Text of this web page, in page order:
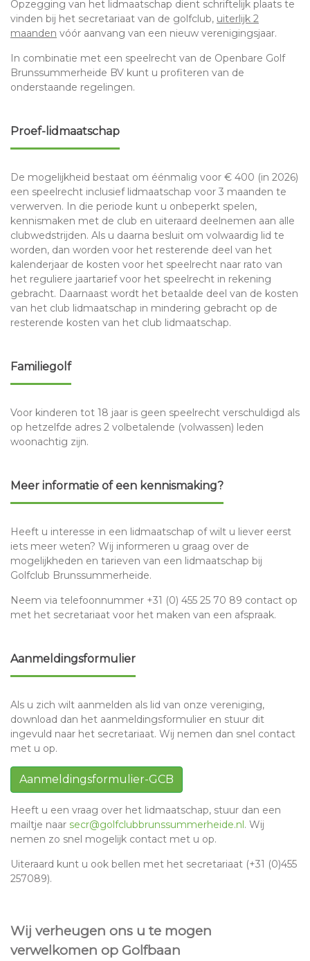
Opzegging van het lidmaatschap dient schriftelijk plaats te
vinden bij het secretariaat van de golfclub, uiterlijk 2
maanden vóór aanvang van een nieuw verenigingsjaar.
In combinatie met een speelrecht van de Openbare Golf
Brunssummerheide BV kunt u profiteren van de
onderstaande regelingen.
Proef-lidmaatschap
De mogelijkheid bestaat om éénmalig voor € 400 (in 2026)
een speelrecht inclusief lidmaatschap voor 3 maanden te
verwerven. In die periode kunt u onbeperkt spelen,
kennismaken met de club en uiteraard deelnemen aan alle
clubwedstrijden. Als u daarna besluit om volwaardig lid te
worden, dan worden voor het resterende deel van het
kalenderjaar de kosten voor het speelrecht naar rato van
het reguliere jaartarief voor het speelrecht in rekening
gebracht. Daarnaast wordt het betaalde deel van de kosten
van het club lidmaatschap in mindering gebracht op de
resterende kosten van het club lidmaatschap.
Familiegolf
Voor kinderen tot 18 jaar is geen speelrecht verschuldigd als
op hetzelfde adres 2 volbetalende (volwassen) leden
woonachtig zijn.
Meer informatie of een kennismaking?
Heeft u interesse in een lidmaatschap of wilt u liever eerst
iets meer weten? Wij informeren u graag over de
mogelijkheden en tarieven van een lidmaatschap bij
Golfclub Brunssummerheide.
Neem via telefoonnummer +31 (0) 455 25 70 89 contact op
met het secretariaat voor het maken van een afspraak.
Aanmeldingsformulier
Als u zich wilt aanmelden als lid van onze vereniging,
download dan het aanmeldingsformulier en stuur dit
ingevuld naar het secretariaat. Wij nemen dan snel contact
met u op.
Aanmeldingsformulier-GCB
Heeft u een vraag over het lidmaatschap, stuur dan een
mailtje naar secr@golfclubbrunssummerheide.nl. Wij
nemen zo snel mogelijk contact met u op.
Uiteraard kunt u ook bellen met het secretariaat (+31 (0)455
257089).
Wij verheugen ons u te mogen
verwelkomen op Golfbaan